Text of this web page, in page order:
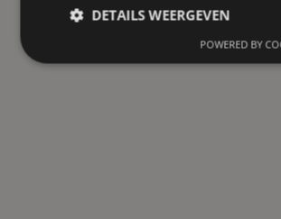
DETAILS WEERGEVEN
POWERED BY